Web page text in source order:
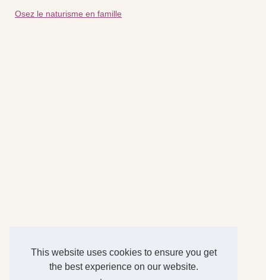
This website uses cookies to ensure you get
the best experience on our website.
Osez le naturisme en famille